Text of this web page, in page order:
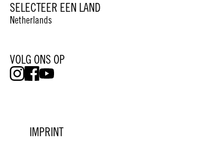
SELECTEER EEN LAND
Netherlands
VOLG ONS OP
IMPRINT